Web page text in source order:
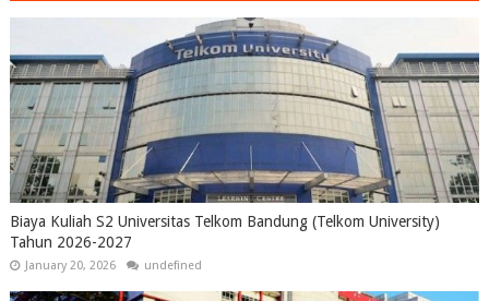
Biaya Kuliah S2 Universitas Telkom Bandung (Telkom University)
Tahun 2026-2027
January 20, 2026 undefined